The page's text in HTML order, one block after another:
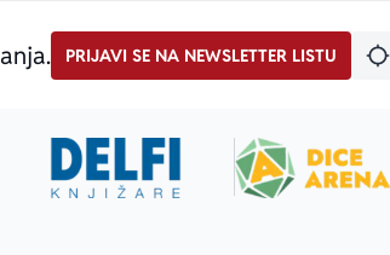
PRIJAVI SE NA NEWSLETTER LISTU